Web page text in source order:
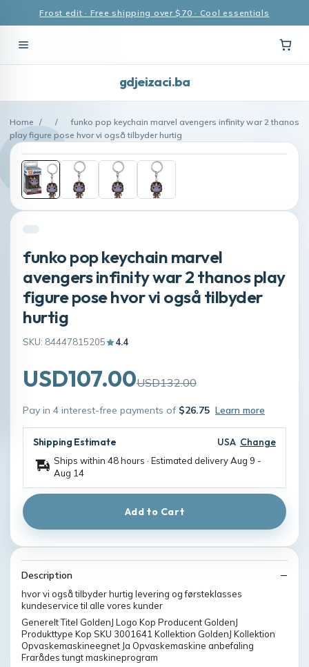
Frost edit · Free shipping over $70 · Cool essentials
gdjeizaci.ba
Home / /
funko pop keychain marvel avengers infinity war 2 thanos
play figure pose hvor vi også tilbyder hurtig
funko pop keychain marvel
avengers infinity war 2 thanos play
figure pose hvor vi også tilbyder
hurtig
SKU: 84447815205 4.4
USD107.00USD132.00
Pay in 4 interest-free payments of $26.75 Learn more
Shipping Estimate USA Change
Ships within 48 hours · Estimated deliveryAug 9 -
Aug 14
Add to Cart
Description
hvor vi også tilbyder hurtig levering og førsteklasses
kundeservice til alle vores kunder
Generelt Titel GoldenJ Logo Kop Producent GoldenJ
Produkttype Kop SKU 3001641 Kollektion GoldenJ Kollektion
Opvaskemaskineegnet Ja Opvaskemaskine anbefaling
Frarådes tungt maskineprogram